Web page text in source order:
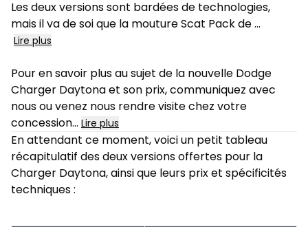
Les deux versions sont bardées de technologies,
mais il va de soi que la mouture Scat Pack de...
Lire plus
Pour en savoir plus au sujet de la nouvelle Dodge
Charger Daytona et son prix, communiquez avec
nous ou venez nous rendre visite chez votre
concession... Lire plus
En attendant ce moment, voici un petit tableau
récapitulatif des deux versions offertes pour la
Charger Daytona, ainsi que leurs prix et spécificités
techniques :